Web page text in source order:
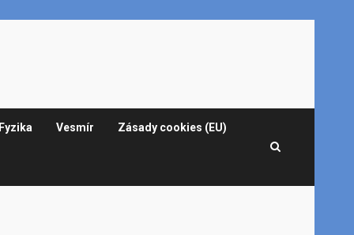
Fyzika Vesmír Zásady cookies (EU)